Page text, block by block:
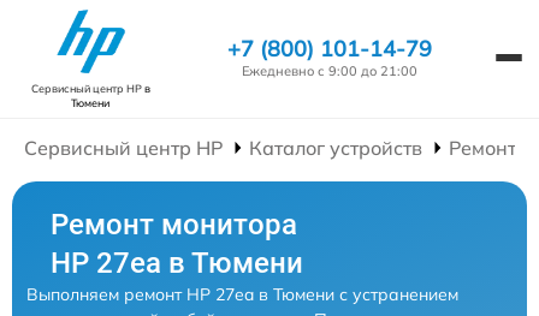
Сервисный центр HPв
Тюмени
+7 (800) 101-14-79
Ежедневно с 9:00 до 21:00
Сервисный центр HP Каталог устройств Ремонт
Ремонт монитора
HP 27ea в Тюмени
Выполняем ремонт HP 27ea в Тюмени с устранением